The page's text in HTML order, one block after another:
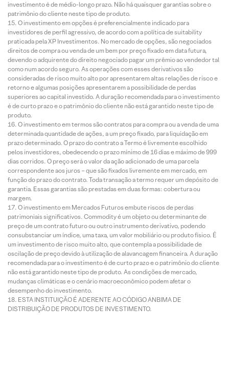
investimento é de médio-longo prazo. Não há quaisquer garantias sobre o
patrimônio do cliente neste tipo de produto.
O investimento em opções é preferencialmente indicado para
investidores de perfil agressivo, de acordo com a política de suitability
praticada pela XP Investimentos. No mercado de opções, são negociados
direitos de compra ou venda de um bem por preço fixado em data futura,
devendo o adquirente do direito negociado pagar um prêmio ao vendedor tal
como num acordo seguro. As operações com esses derivativos são
consideradas de risco muito alto por apresentarem altas relações de risco e
retorno e algumas posições apresentarem a possibilidade de perdas
superiores ao capital investido. A duração recomendada para o investimento
é de curto prazo e o patrimônio do cliente não está garantido neste tipo de
produto.
O investimento em termos são contratos para compra ou a venda de uma
determinada quantidade de ações, a um preço fixado, para liquidação em
prazo determinado. O prazo do contrato a Termo é livremente escolhido
pelos investidores, obedecendo o prazo mínimo de 16 dias e máximo de 999
dias corridos. O preço será o valor da ação adicionado de uma parcela
correspondente aos juros – que são fixados livremente em mercado, em
função do prazo do contrato. Toda transação a termo requer um depósito de
garantia. Essas garantias são prestadas em duas formas: cobertura ou
margem.
O investimento em Mercados Futuros embute riscos de perdas
patrimoniais significativos. Commodity é um objeto ou determinante de
preço de um contrato futuro ou outro instrumento derivativo, podendo
consubstanciar um índice, uma taxa, um valor mobiliário ou produto físico. É
um investimento de risco muito alto, que contempla a possibilidade de
oscilação de preço devido à utilização de alavancagem financeira. A duração
recomendada para o investimento é de curto prazo e o patrimônio do cliente
não está garantido neste tipo de produto. As condições de mercado,
mudanças climáticas e o cenário macroeconômico podem afetar o
desempenho do investimento.
ESTA INSTITUIÇÃO É ADERENTE AO CÓDIGO ANBIMA DE
DISTRIBUIÇÃO DE PRODUTOS DE INVESTIMENTO.